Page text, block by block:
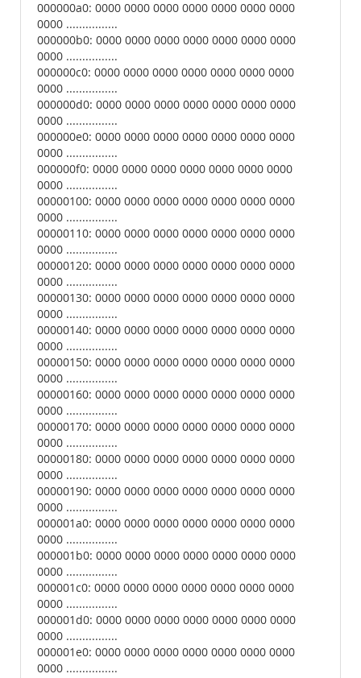
000000a0: 0000 0000 0000 0000 0000 0000 0000
0000 ................
000000b0: 0000 0000 0000 0000 0000 0000 0000
0000 ................
000000c0: 0000 0000 0000 0000 0000 0000 0000
0000 ................
000000d0: 0000 0000 0000 0000 0000 0000 0000
0000 ................
000000e0: 0000 0000 0000 0000 0000 0000 0000
0000 ................
000000f0: 0000 0000 0000 0000 0000 0000 0000
0000 ................
00000100: 0000 0000 0000 0000 0000 0000 0000
0000 ................
00000110: 0000 0000 0000 0000 0000 0000 0000
0000 ................
00000120: 0000 0000 0000 0000 0000 0000 0000
0000 ................
00000130: 0000 0000 0000 0000 0000 0000 0000
0000 ................
00000140: 0000 0000 0000 0000 0000 0000 0000
0000 ................
00000150: 0000 0000 0000 0000 0000 0000 0000
0000 ................
00000160: 0000 0000 0000 0000 0000 0000 0000
0000 ................
00000170: 0000 0000 0000 0000 0000 0000 0000
0000 ................
00000180: 0000 0000 0000 0000 0000 0000 0000
0000 ................
00000190: 0000 0000 0000 0000 0000 0000 0000
0000 ................
000001a0: 0000 0000 0000 0000 0000 0000 0000
0000 ................
000001b0: 0000 0000 0000 0000 0000 0000 0000
0000 ................
000001c0: 0000 0000 0000 0000 0000 0000 0000
0000 ................
000001d0: 0000 0000 0000 0000 0000 0000 0000
0000 ................
000001e0: 0000 0000 0000 0000 0000 0000 0000
0000 ................